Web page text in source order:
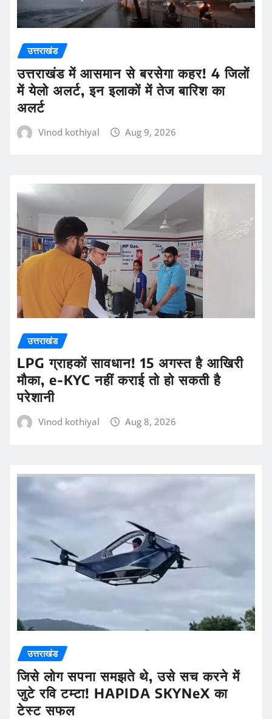
उत्तराखंड
उत्तराखंड में आसमान से बरसेगा कहर! 4 जिलों
में येलो अलर्ट, इन इलाकों में तेज बारिश का
अलर्ट
Vinod kothiyal Aug 9, 2026
उत्तराखंड
LPG ग्राहकों सावधान! 15 अगस्त है आखिरी
मौका, e-KYC नहीं कराई तो हो सकती है
परेशानी
Vinod kothiyal Aug 8, 2026
उत्तराखंड
जिसे लोग सपना समझते थे, उसे सच करने में
जुटे रवि टम्टा! HAPIDA SKYNeX का
टेस्ट सफल